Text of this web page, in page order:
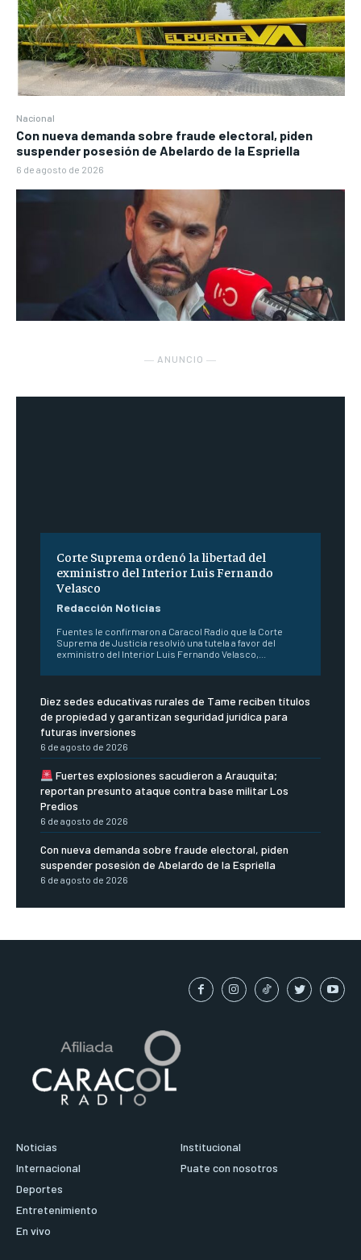
Nacional
Con nueva demanda sobre fraude electoral, piden
suspender posesión de Abelardo de la Espriella
6 de agosto de 2026
― ANUNCIO ―
Corte Suprema ordenó la libertad del
exministro del Interior Luis Fernando
Velasco
Redacción Noticias
Fuentes le confirmaron a Caracol Radio que la Corte
Suprema de Justicia resolvió una tutela a favor del
exministro del Interior Luis Fernando Velasco,...
Diez sedes educativas rurales de Tame reciben títulos
de propiedad y garantizan seguridad jurídica para
futuras inversiones
6 de agosto de 2026
Fuertes explosiones sacudieron a Arauquita;
reportan presunto ataque contra base militar Los
Predios
6 de agosto de 2026
Con nueva demanda sobre fraude electoral, piden
suspender posesión de Abelardo de la Espriella
6 de agosto de 2026
Noticias
Internacional
Deportes
Entretenimiento
En vivo
Institucional
Puate con nosotros